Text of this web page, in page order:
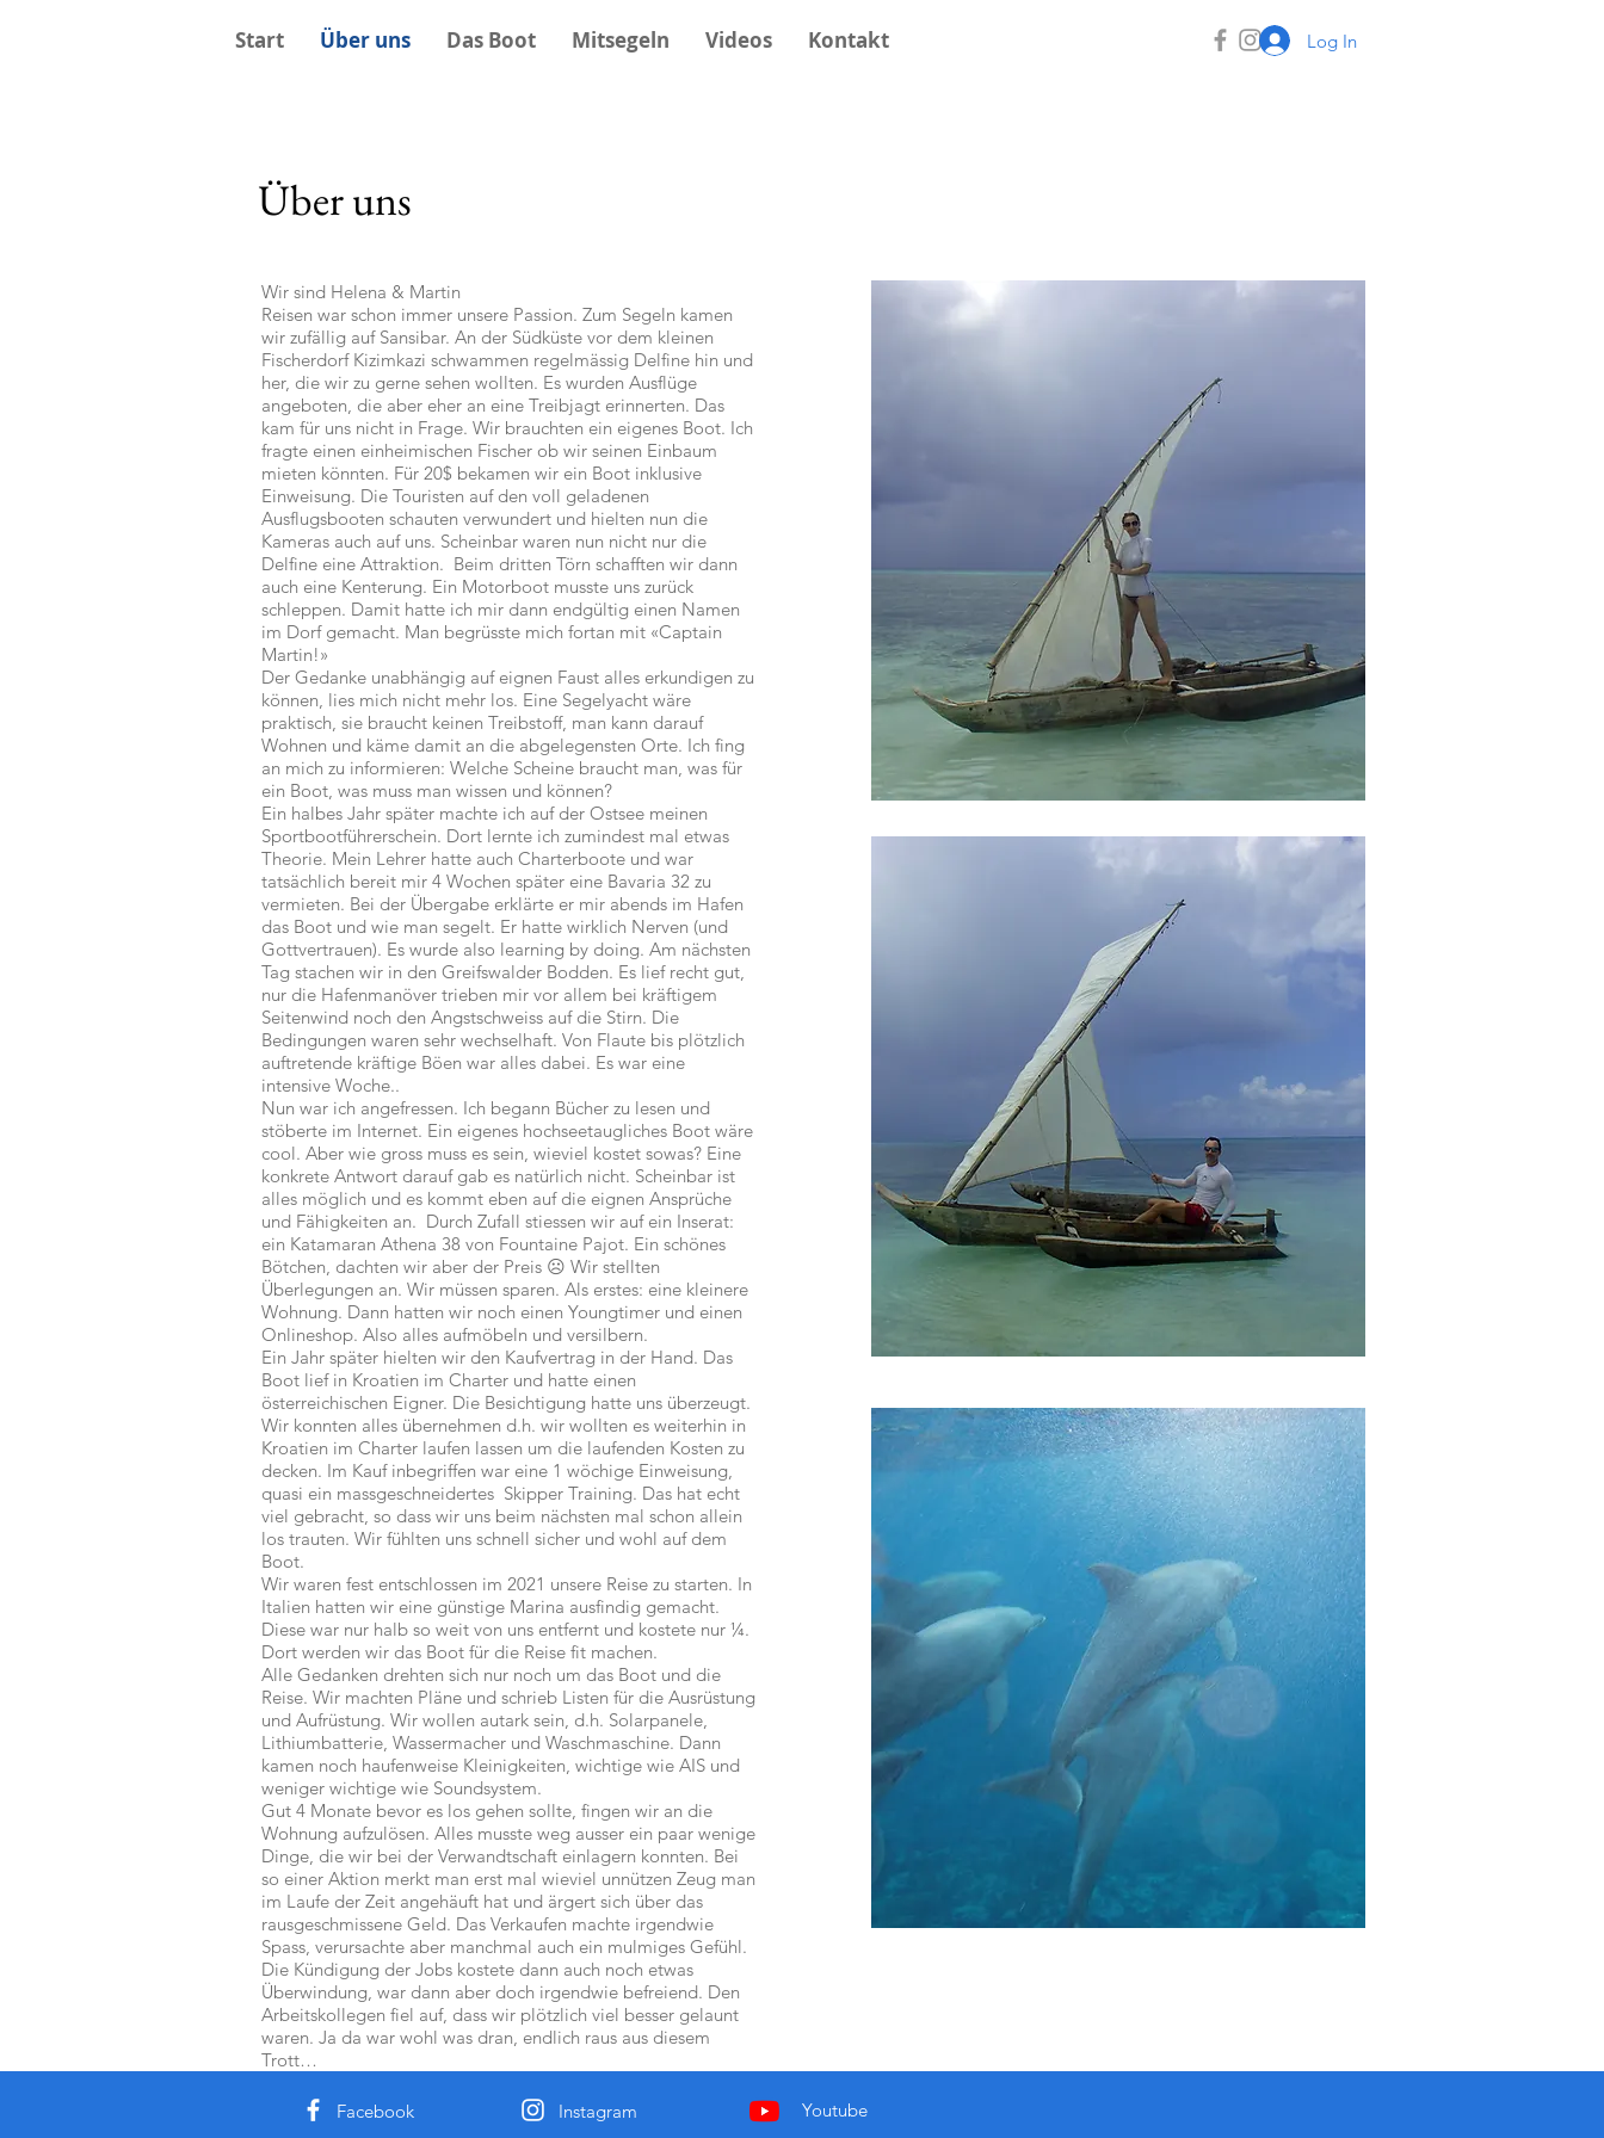
Start Über uns Das Boot Mitsegeln Videos Kontakt Log In
Über uns
Wir sind Helena & Martin
Reisen war schon immer unsere Passion. Zum Segeln kamen
wir zufällig auf Sansibar. An der Südküste vor dem kleinen
Fischerdorf Kizimkazi schwammen regelmässig Delfine hin und
her, die wir zu gerne sehen wollten. Es wurden Ausflüge
angeboten, die aber eher an eine Treibjagt erinnerten. Das
kam für uns nicht in Frage. Wir brauchten ein eigenes Boot. Ich
fragte einen einheimischen Fischer ob wir seinen Einbaum
mieten könnten. Für 20$ bekamen wir ein Boot inklusive
Einweisung. Die Touristen auf den voll geladenen
Ausflugsbooten schauten verwundert und hielten nun die
Kameras auch auf uns. Scheinbar waren nun nicht nur die
Delfine eine Attraktion. Beim dritten Törn schafften wir dann
auch eine Kenterung. Ein Motorboot musste uns zurück
schleppen. Damit hatte ich mir dann endgültig einen Namen
im Dorf gemacht. Man begrüsste mich fortan mit «Captain
Martin!»
Der Gedanke unabhängig auf eignen Faust alles erkundigen zu
können, lies mich nicht mehr los. Eine Segelyacht wäre
praktisch, sie braucht keinen Treibstoff, man kann darauf
Wohnen und käme damit an die abgelegensten Orte. Ich fing
an mich zu informieren: Welche Scheine braucht man, was für
ein Boot, was muss man wissen und können?
Ein halbes Jahr später machte ich auf der Ostsee meinen
Sportbootführerschein. Dort lernte ich zumindest mal etwas
Theorie. Mein Lehrer hatte auch Charterboote und war
tatsächlich bereit mir 4 Wochen später eine Bavaria 32 zu
vermieten. Bei der Übergabe erklärte er mir abends im Hafen
das Boot und wie man segelt. Er hatte wirklich Nerven (und
Gottvertrauen). Es wurde also learning by doing. Am nächsten
Tag stachen wir in den Greifswalder Bodden. Es lief recht gut,
nur die Hafenmanöver trieben mir vor allem bei kräftigem
Seitenwind noch den Angstschweiss auf die Stirn. Die
Bedingungen waren sehr wechselhaft. Von Flaute bis plötzlich
auftretende kräftige Böen war alles dabei. Es war eine
intensive Woche..
Nun war ich angefressen. Ich begann Bücher zu lesen und
stöberte im Internet. Ein eigenes hochseetaugliches Boot wäre
cool. Aber wie gross muss es sein, wieviel kostet sowas? Eine
konkrete Antwort darauf gab es natürlich nicht. Scheinbar ist
alles möglich und es kommt eben auf die eignen Ansprüche
und Fähigkeiten an. Durch Zufall stiessen wir auf ein Inserat:
ein Katamaran Athena 38 von Fountaine Pajot. Ein schönes
Bötchen, dachten wir aber der Preis ☹ Wir stellten
Überlegungen an. Wir müssen sparen. Als erstes: eine kleinere
Wohnung. Dann hatten wir noch einen Youngtimer und einen
Onlineshop. Also alles aufmöbeln und versilbern.
Ein Jahr später hielten wir den Kaufvertrag in der Hand. Das
Boot lief in Kroatien im Charter und hatte einen
österreichischen Eigner. Die Besichtigung hatte uns überzeugt.
Wir konnten alles übernehmen d.h. wir wollten es weiterhin in
Kroatien im Charter laufen lassen um die laufenden Kosten zu
decken. Im Kauf inbegriffen war eine 1 wöchige Einweisung,
quasi ein massgeschneidertes Skipper Training. Das hat echt
viel gebracht, so dass wir uns beim nächsten mal schon allein
los trauten. Wir fühlten uns schnell sicher und wohl auf dem
Boot.
Wir waren fest entschlossen im 2021 unsere Reise zu starten. In
Italien hatten wir eine günstige Marina ausfindig gemacht.
Diese war nur halb so weit von uns entfernt und kostete nur ¼.
Dort werden wir das Boot für die Reise fit machen.
Alle Gedanken drehten sich nur noch um das Boot und die
Reise. Wir machten Pläne und schrieb Listen für die Ausrüstung
und Aufrüstung. Wir wollen autark sein, d.h. Solarpanele,
Lithiumbatterie, Wassermacher und Waschmaschine. Dann
kamen noch haufenweise Kleinigkeiten, wichtige wie AIS und
weniger wichtige wie Soundsystem.
Gut 4 Monate bevor es los gehen sollte, fingen wir an die
Wohnung aufzulösen. Alles musste weg ausser ein paar wenige
Dinge, die wir bei der Verwandtschaft einlagern konnten. Bei
so einer Aktion merkt man erst mal wieviel unnützen Zeug man
im Laufe der Zeit angehäuft hat und ärgert sich über das
rausgeschmissene Geld. Das Verkaufen machte irgendwie
Spass, verursachte aber manchmal auch ein mulmiges Gefühl.
Die Kündigung der Jobs kostete dann auch noch etwas
Überwindung, war dann aber doch irgendwie befreiend. Den
Arbeitskollegen fiel auf, dass wir plötzlich viel besser gelaunt
waren. Ja da war wohl was dran, endlich raus aus diesem
Trott…
Facebook Instagram Youtube